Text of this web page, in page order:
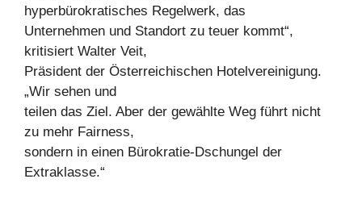
hyperbürokratisches Regelwerk, das
Unternehmen und Standort zu teuer kommt“,
kritisiert Walter Veit,
Präsident der Österreichischen Hotelvereinigung.
„Wir sehen und
teilen das Ziel. Aber der gewählte Weg führt nicht
zu mehr Fairness,
sondern in einen Bürokratie-Dschungel der
Extraklasse.“